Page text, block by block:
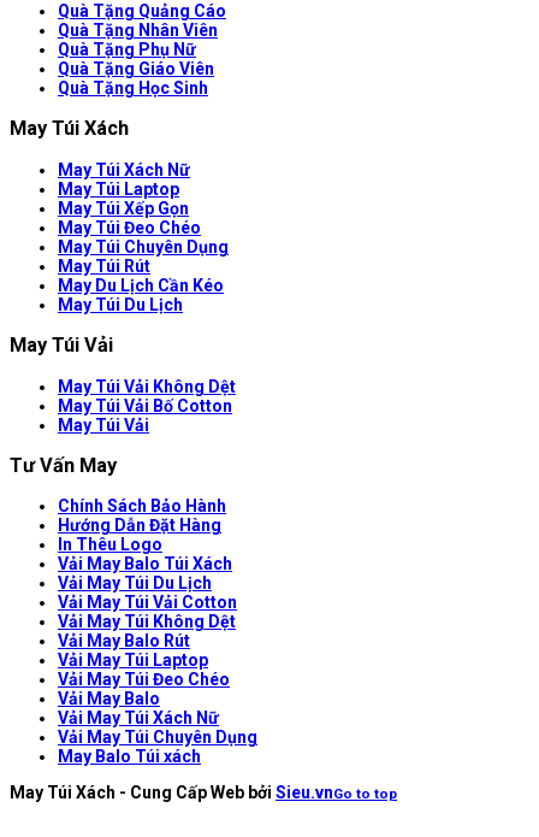
Quà Tặng Quảng Cáo
Quà Tặng Nhân Viên
Quà Tặng Phụ Nữ
Quà Tặng Giáo Viên
Quà Tặng Học Sinh
May Túi Xách
May Túi Xách Nữ
May Túi Laptop
May Túi Xếp Gọn
May Túi Đeo Chéo
May Túi Chuyên Dụng
May Túi Rút
May Du Lịch Cần Kéo
May Túi Du Lịch
May Túi Vải
May Túi Vải Không Dệt
May Túi Vải Bố Cotton
May Túi Vải
Tư Vấn May
Chính Sách Bảo Hành
Hướng Dẫn Đặt Hàng
In Thêu Logo
Vải May Balo Túi Xách
Vải May Túi Du Lịch
Vải May Túi Vải Cotton
Vải May Túi Không Dệt
Vải May Balo Rút
Vải May Túi Laptop
Vải May Túi Đeo Chéo
Vải May Balo
Vải May Túi Xách Nữ
Vải May Túi Chuyên Dụng
May Balo Túi xách
May Túi Xách - Cung Cấp Web bởi Sieu.vnGo to top